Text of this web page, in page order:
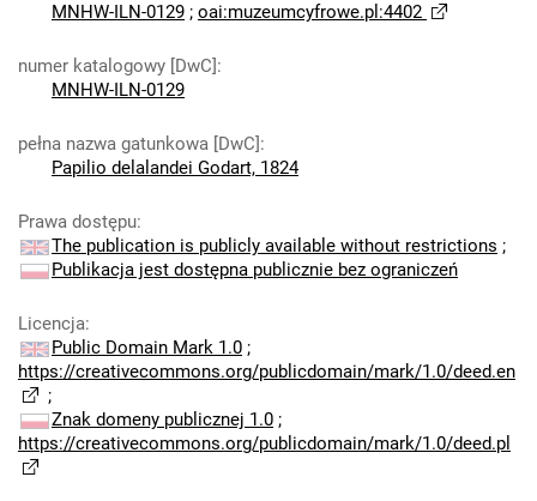
MNHW-ILN-0129 ; oai:muzeumcyfrowe.pl:4402
numer katalogowy [DwC]:
MNHW-ILN-0129
pełna nazwa gatunkowa [DwC]:
Papilio delalandei Godart, 1824
Prawa dostępu:
The publication is publicly available without restrictions ;
Publikacja jest dostępna publicznie bez ograniczeń
Licencja:
Public Domain Mark 1.0 ;
https://creativecommons.org/publicdomain/mark/1.0/deed.en
;
Znak domeny publicznej 1.0 ;
https://creativecommons.org/publicdomain/mark/1.0/deed.pl